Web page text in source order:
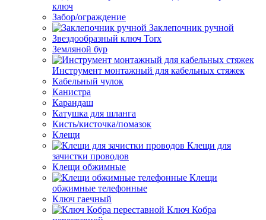
ключ
Забор/ограждение
Заклепочник ручной
Звездообразный ключ Torx
Земляной бур
Инструмент монтажный для кабельных стяжек
Кабельный чулок
Канистра
Карандаш
Катушка для шланга
Кисть/кисточка/помазок
Клещи
Клещи для
зачистки проводов
Клещи обжимные
Клещи
обжимные телефонные
Ключ гаечный
Ключ Кобра